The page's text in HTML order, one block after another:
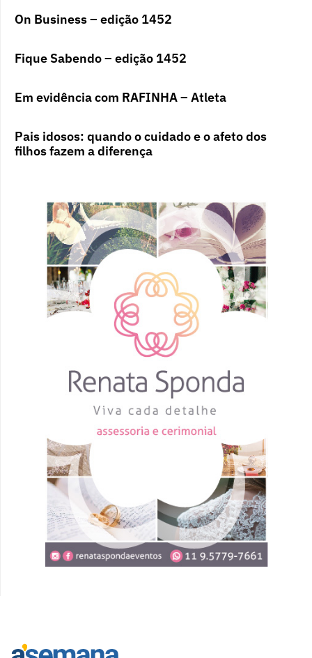
On Business – edição 1452
Fique Sabendo – edição 1452
Em evidência com RAFINHA – Atleta
Pais idosos: quando o cuidado e o afeto dos
filhos fazem a diferença